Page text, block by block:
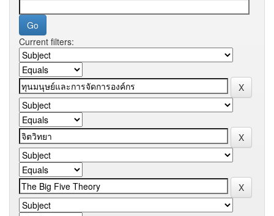
Current filters: